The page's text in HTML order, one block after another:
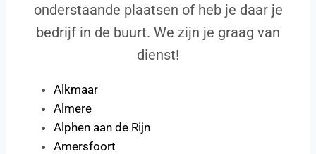
onderstaande plaatsen of heb je daar je
bedrijf in de buurt. We zijn je graag van
dienst!
Alkmaar
Almere
Alphen aan de Rijn
Amersfoort